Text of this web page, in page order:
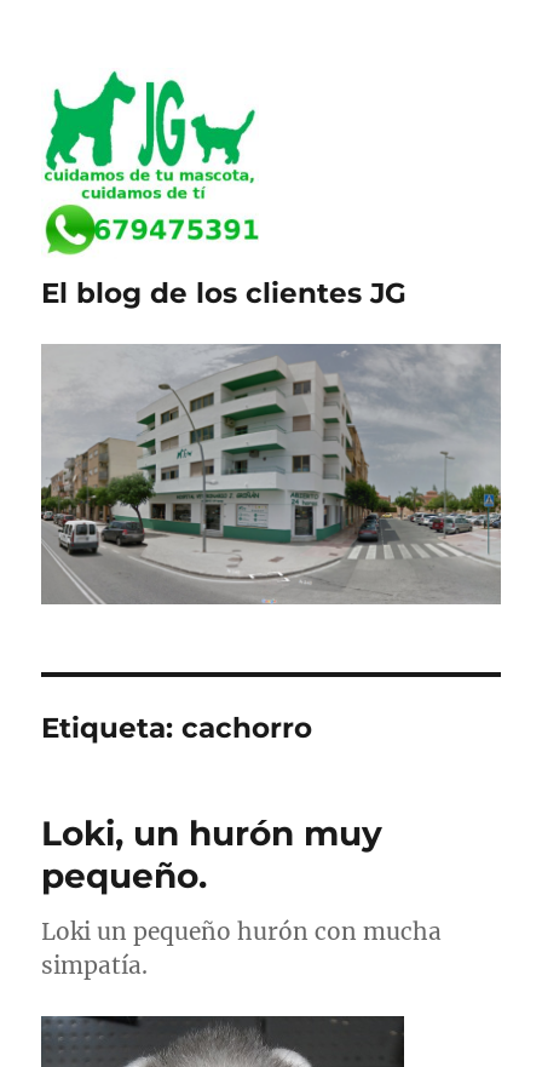
El blog de los clientes JG
Etiqueta:cachorro
Loki, un hurón muy
pequeño.
Loki un pequeño hurón con mucha
simpatía.